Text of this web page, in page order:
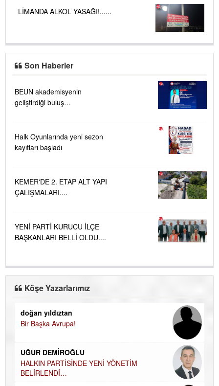
LİMANDA ALKOL YASAĞI!......
Son Haberler
BEUN akademisyenin
geliştirdiği buluş
Halk Oyunlarında yeni sezon
kayıtları başladı
KEMER'DE 2. ETAP ALT YAPI
ÇALIŞMALARI....
YENİ PARTİ KURUCU İLÇE
BAŞKANLARI BELLİ OLDU....
Köşe Yazarlarımız
doğan yıldıztan
Bir Başka Avrupa!
UĞUR DEMİROĞLU
HALKIN PARTİSİNDE YENİ YÖNETİM
BELİRLENDİ…